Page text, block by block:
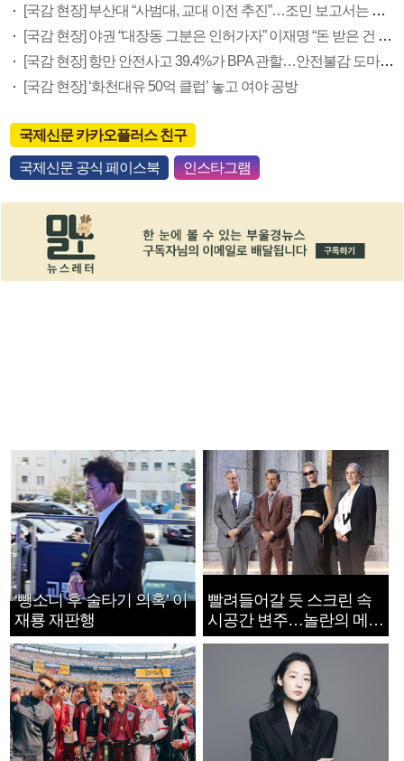
[국감 현장] 부산대 “사범대, 교대 이전 추진”…조민 보고서는 공개 거부
[국감 현장] 야권 “대장동 그분은 인허가자” 이재명 “돈 받은 건 국힘”
[국감 현장] 항만 안전사고 39.4%가 BPA 관할…안전불감 도마 위
[국감 현장] ‘화천대유 50억 클럽’ 놓고 여야 공방
국제신문 카카오플러스 친구
국제신문 공식 페이스북 인스타그램
‘뺑소니 후 술타기 의혹’ 이
재룡 재판행
빨려들어갈 듯 스크린 속
시공간 변주…놀란의 메시
지는 ‘전쟁 속죄’